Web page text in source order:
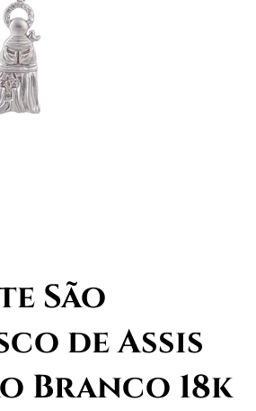
São
de Assis
Branco 18k